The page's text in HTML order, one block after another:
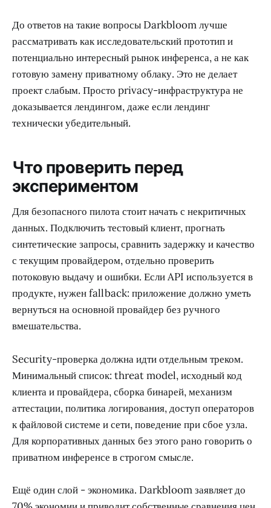
До ответов на такие вопросы Darkbloom лучше
рассматривать как исследовательский прототип и
потенциально интересный рынок инференса, а не как
готовую замену приватному облаку. Это не делает
проект слабым. Просто privacy-инфраструктура не
доказывается лендингом, даже если лендинг
технически убедительный.
Что проверить перед
экспериментом
Для безопасного пилота стоит начать с некритичных
данных. Подключить тестовый клиент, прогнать
синтетические запросы, сравнить задержку и качество
с текущим провайдером, отдельно проверить
потоковую выдачу и ошибки. Если API используется в
продукте, нужен fallback: приложение должно уметь
вернуться на основной провайдер без ручного
вмешательства.
Security-проверка должна идти отдельным треком.
Минимальный список: threat model, исходный код
клиента и провайдера, сборка бинарей, механизм
аттестации, политика логирования, доступ операторов
к файловой системе и сети, поведение при сбое узла.
Для корпоративных данных без этого рано говорить о
приватном инференсе в строгом смысле.
Ещё один слой - экономика. Darkbloom заявляет до